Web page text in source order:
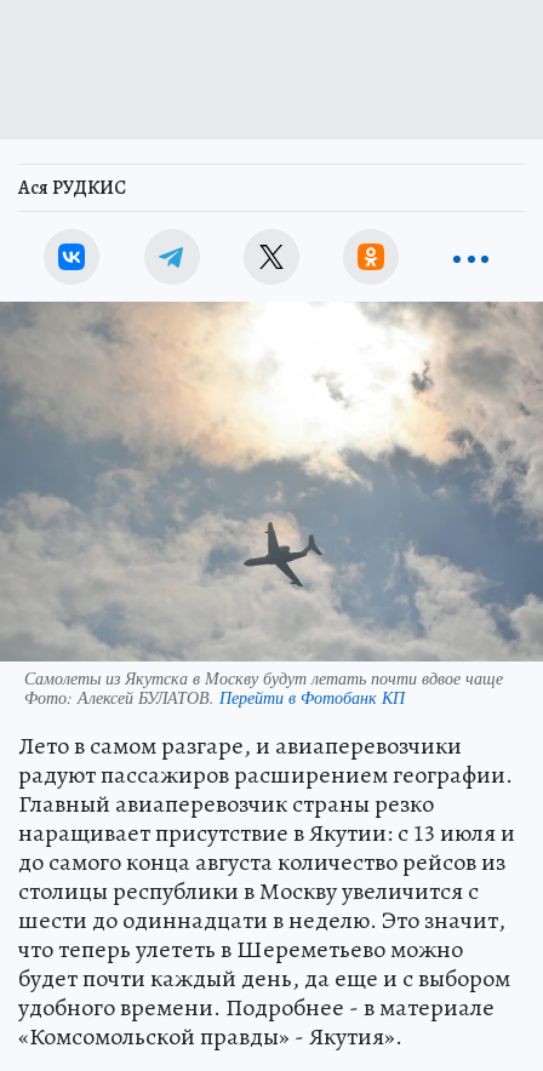
Ася РУДКИС
Самолеты из Якутска в Москву будут летать почти вдвое чаще
Фото: Алексей БУЛАТОВ. Перейти в Фотобанк КП
Лето в самом разгаре, и авиаперевозчики
радуют пассажиров расширением географии.
Главный авиаперевозчик страны резко
наращивает присутствие в Якутии: с 13 июля и
до самого конца августа количество рейсов из
столицы республики в Москву увеличится с
шести до одиннадцати в неделю. Это значит,
что теперь улететь в Шереметьево можно
будет почти каждый день, да еще и с выбором
удобного времени. Подробнее - в материале
«Комсомольской правды» - Якутия».